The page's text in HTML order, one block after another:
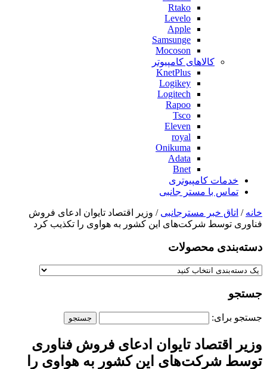
Rtako
Levelo
Apple
Samsunge
Mocoson
کالاهای کامپیوتر
KnetPlus
Logikey
Logitech
Rapoo
Tsco
Eleven
royal
Onikuma
Adata
Bnet
خدمات کامپیوتری
تماس با مستر جانبی
خانه / اتاق خبر مسترجانبی / وزیر اقتصاد تایوان ادعای فروش
فناوری توسط شرکت‌های این کشور به هواوی را تکذیب کرد
دسته‌بندی‌ محصولات
جستجو
جستجو برای:
وزیر اقتصاد تایوان ادعای فروش فناوری
توسط شرکت‌های این کشور به هواوی را